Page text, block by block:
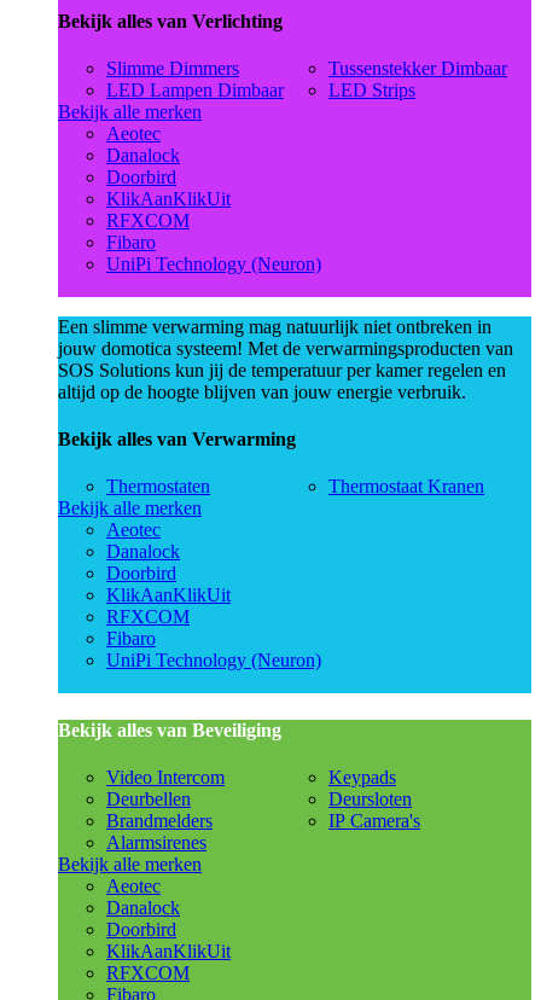
Bekijk alles van Verlichting
Slimme Dimmers
LED Lampen Dimbaar
Tussenstekker Dimbaar
LED Strips
Bekijk alle merken
Aeotec
Danalock
Doorbird
KlikAanKlikUit
RFXCOM
Fibaro
UniPi Technology (Neuron)
Een slimme verwarming mag natuurlijk niet ontbreken in
jouw domotica systeem! Met de verwarmingsproducten van
SOS Solutions kun jij de temperatuur per kamer regelen en
altijd op de hoogte blijven van jouw energie verbruik.
Bekijk alles van Verwarming
Thermostaten
Thermostaat Kranen
Bekijk alle merken
Aeotec
Danalock
Doorbird
KlikAanKlikUit
RFXCOM
Fibaro
UniPi Technology (Neuron)
Bekijk alles van Beveiliging
Video Intercom
Deurbellen
Brandmelders
Alarmsirenes
Keypads
Deursloten
IP Camera's
Bekijk alle merken
Aeotec
Danalock
Doorbird
KlikAanKlikUit
RFXCOM
Fibaro